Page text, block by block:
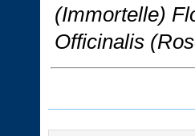
(Immortelle)
Officinalis